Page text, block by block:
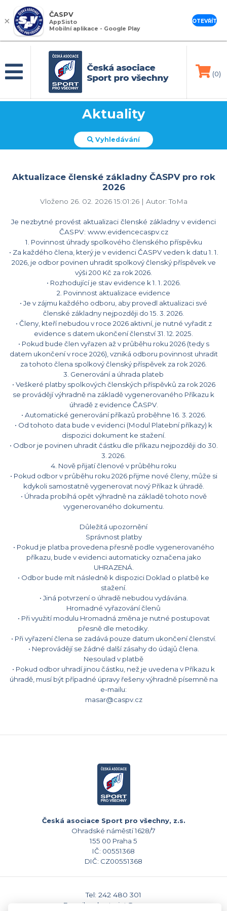
(0)
Aktuality
Vyhledávání
Aktualizace členské základny ČASPV pro rok
2026
Vloženo 26. 02. 2026 15:01:26 | Autor: ToMa
Je nezbytné provést aktualizaci členské základny v evidenci
ČASPV: www.evidencecaspv.cz
1. Povinnost úhrady spolkového členského příspěvku
• Za každého člena, který je v evidenci ČASPV veden k datu 1. 1.
2026, je odbor povinen uhradit spolkový členský příspěvek ve
výši 200 Kč za rok 2026.
• Rozhodující je stav evidence k 1. 1. 2026.
2. Povinnost aktualizace evidence
• Je v zájmu každého odboru, aby provedl aktualizaci své
členské základny nejpozději do 15. 3. 2026.
• Členy, kteří nebudou v roce 2026 aktivní, je nutné vyřadit z
evidence s datem ukončení členství 31. 12. 2025.
• Pokud bude člen vyřazen až v průběhu roku 2026 (tedy s
datem ukončení v roce 2026), vzniká odboru povinnost uhradit
za tohoto člena spolkový členský příspěvek za rok 2026.
3. Generování a úhrada plateb
• Veškeré platby spolkových členských příspěvků za rok 2026
se provádějí výhradně na základě vygenerovaného Příkazu k
úhradě z evidence ČASPV.
• Automatické generování příkazů proběhne 16. 3. 2026.
• Od tohoto data bude v evidenci (Modul Platební příkazy) k
dispozici dokument ke stažení.
• Odbor je povinen uhradit částku dle příkazu nejpozději do 30.
3. 2026.
4. Nově přijatí členové v průběhu roku
• Pokud odbor v průběhu roku 2026 přijme nové členy, může si
kdykoli samostatně vygenerovat nový Příkaz k úhradě.
• Úhrada probíhá opět výhradně na základě tohoto nově
vygenerovaného dokumentu.
Důležitá upozornění
Správnost platby
• Pokud je platba provedena přesně podle vygenerovaného
příkazu, bude v evidenci automaticky označena jako
UHRAZENÁ.
• Odbor bude mít následně k dispozici Doklad o platbě ke
stažení.
• Jiná potvrzení o úhradě nebudou vydávána.
Hromadné vyřazování členů
• Při využití modulu Hromadná změna je nutné postupovat
přesně dle metodiky.
• Při vyřazení člena se zadává pouze datum ukončení členství.
• Neprovádějí se žádné další zásahy do údajů člena.
Nesoulad v platbě
• Pokud odbor uhradí jinou částku, než je uvedena v Příkazu k
úhradě, musí být případné úpravy řešeny výhradně písemně na
e-mailu:
masar@caspv.cz
Česká asociace Sport pro všechny, z.s.
Ohradské náměstí 1628/7
155 00 Praha 5
IČ: 00551368
DIČ: CZ00551368
Tel: 242 480 301
E-mail: sekretariat@caspv.cz
×
ČASPV
AppSisto
Mobilní aplikace - Google Play
OTEVŘÍT